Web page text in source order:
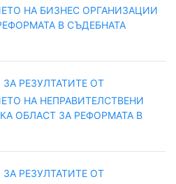
НА БИЗНЕС ОРГАНИЗАЦИИ
В СЪДЕБНАТА
РЕЗУЛТАТИТЕ ОТ
НА НЕПРАВИТЕЛСТВЕНИ
ОБЛАСТ ЗА РЕФОРМАТА В
РЕЗУЛТАТИТЕ ОТ